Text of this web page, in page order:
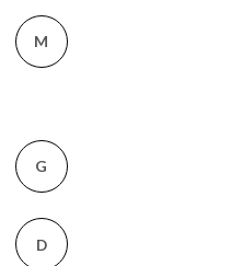
M
G
D